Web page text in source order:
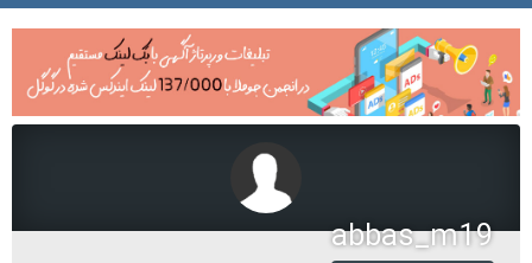
abbas_m19